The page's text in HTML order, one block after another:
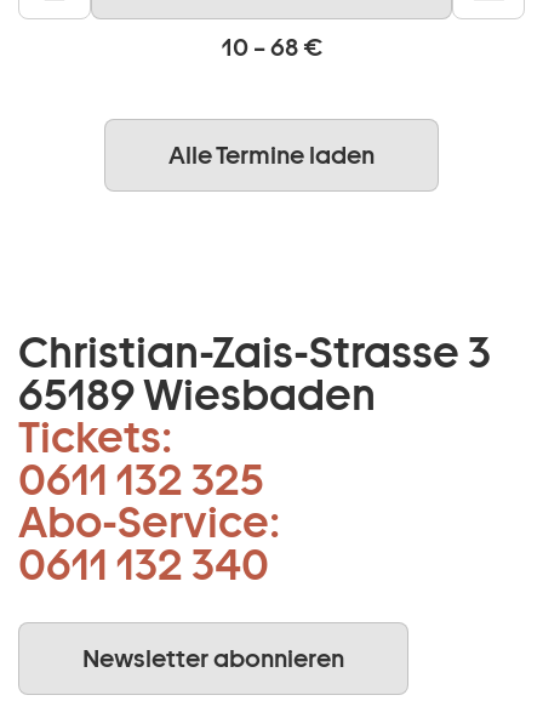
10 – 68 €
Alle Termine laden
Christian-Zais-Strasse 3
65189 Wiesbaden
Tickets:
0611 132 325
Abo-Service:
0611 132 340
Newsletter abonnieren